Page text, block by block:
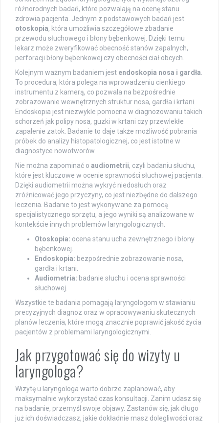
różnorodnych badań, które pozwalają na ocenę stanu
zdrowia pacjenta. Jednym z podstawowych badań jest
otoskopia, która umożliwia szczegółowe zbadanie
przewodu słuchowego i błony bębenkowej. Dzięki temu
lekarz może zweryfikować obecność stanów zapalnych,
perforacji błony bębenkowej czy obecności ciał obcych.
Kolejnym ważnym badaniem jest endoskopia nosa i gardła.
To procedura, która polega na wprowadzeniu cienkiego
instrumentu z kamerą, co pozwala na bezpośrednie
zobrazowanie wewnętrznych struktur nosa, gardła i krtani.
Endoskopia jest niezwykle pomocna w diagnozowaniu takich
schorzeń jak polipy nosa, guzki w krtani czy przewlekłe
zapalenie zatok. Badanie to daje także możliwość pobrania
próbek do analizy histopatologicznej, co jest istotne w
diagnostyce nowotworów.
Nie można zapominać o audiometrii, czyli badaniu słuchu,
które jest kluczowe w ocenie sprawności słuchowej pacjenta.
Dzięki audiometrii można wykryć niedosłuch oraz
zróżnicować jego przyczyny, co jest niezbędne do dalszego
leczenia. Badanie to jest wykonywane za pomocą
specjalistycznego sprzętu, a jego wyniki są analizowane w
kontekście innych problemów laryngologicznych.
Otoskopia: ocena stanu ucha zewnętrznego i błony
bębenkowej.
Endoskopia: bezpośrednie zobrazowanie nosa,
gardła i krtani.
Audiometria: badanie słuchu i ocena sprawności
słuchowej.
Wszystkie te badania pomagają laryngologom w stawianiu
precyzyjnych diagnoz oraz w opracowywaniu skutecznych
planów leczenia, które mogą znacznie poprawić jakość życia
pacjentów z problemami laryngologicznymi.
Jak przygotować się do wizyty u
laryngologa?
Wizytę u laryngologa warto dobrze zaplanować, aby
maksymalnie wykorzystać czas konsultacji. Zanim udasz się
na badanie, przemyśl swoje objawy. Zastanów się, jak długo
już ich doświadczasz, jakie dokładnie masz dolegliwości oraz